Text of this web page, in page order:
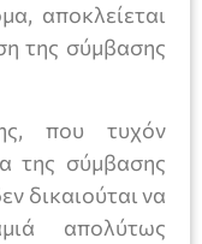
αποκλείεται
της σύμβασης
που τυχόν
της σύμβασης
δικαιούται να
απολύτως